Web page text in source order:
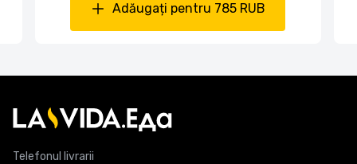
Adăugați pentru 785 RUB
Telefonul livrarii